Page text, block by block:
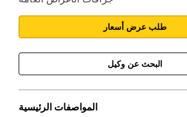
طلب عرض أسعار
البحث عن وكيل
المواصفات الرئيسية